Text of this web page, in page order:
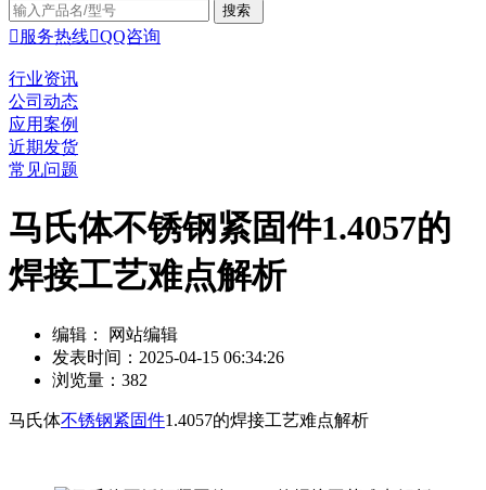
 服务热线QQ咨询
行业资讯
公司动态
应用案例
近期发货
常见问题
马氏体不锈钢紧固件1.4057的
焊接工艺难点解析
编辑： 网站编辑
发表时间：2025-04-15 06:34:26
浏览量：382
马氏体不锈钢紧固件1.4057的焊接工艺难点解析